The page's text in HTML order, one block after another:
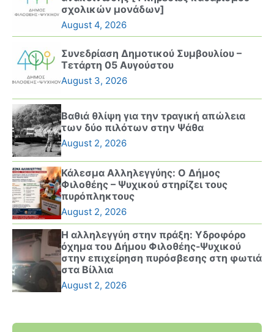
σχολικών μονάδων]
August 4, 2026
Συνεδρίαση Δημοτικού Συμβουλίου –
Τετάρτη 05 Αυγούστου
August 3, 2026
Βαθιά θλίψη για την τραγική απώλεια
των δύο πιλότων στην Ψάθα
August 2, 2026
Κάλεσμα Αλληλεγγύης: Ο Δήμος
Φιλοθέης – Ψυχικού στηρίζει τους
πυρόπληκτους
August 2, 2026
Η αλληλεγγύη στην πράξη: Υδροφόρο
όχημα του Δήμου Φιλοθέης-Ψυχικού
στην επιχείρηση πυρόσβεσης στη φωτιά
στα Βίλλια
August 2, 2026